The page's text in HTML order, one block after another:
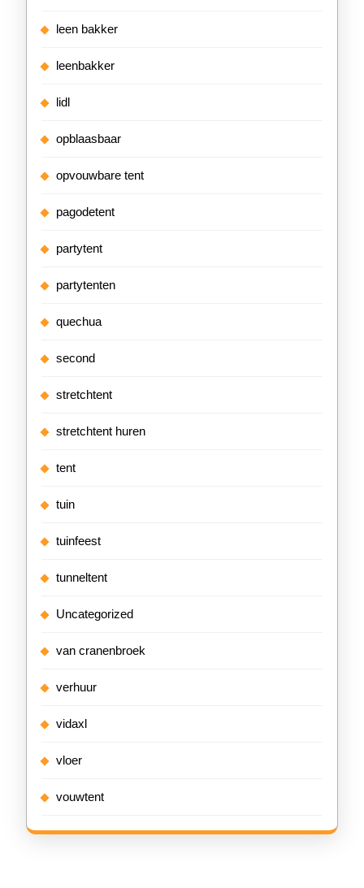
leen bakker
leenbakker
lidl
opblaasbaar
opvouwbare tent
pagodetent
partytent
partytenten
quechua
second
stretchtent
stretchtent huren
tent
tuin
tuinfeest
tunneltent
Uncategorized
van cranenbroek
verhuur
vidaxl
vloer
vouwtent